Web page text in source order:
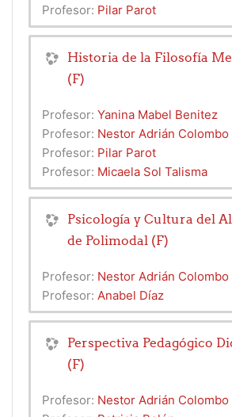
Profesor: Pilar Parot
Historia de la Filosofía
(F)
Profesor: Yanina Mabel Benitez
Profesor: Nestor Adrián Colombo
Profesor: Pilar Parot
Profesor: Micaela Sol Talisma
Psicología y Cultura del
de Polimodal (F)
Profesor: Nestor Adrián Colombo
Profesor: Anabel Díaz
Perspectiva Pedagógico
(F)
Profesor: Nestor Adrián Colombo